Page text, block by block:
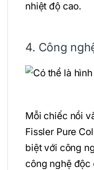
nhiệt độ cao.
4. Công
Mỗi chiếc nồi
Fissler Pure
biệt với công
công nghệ độc